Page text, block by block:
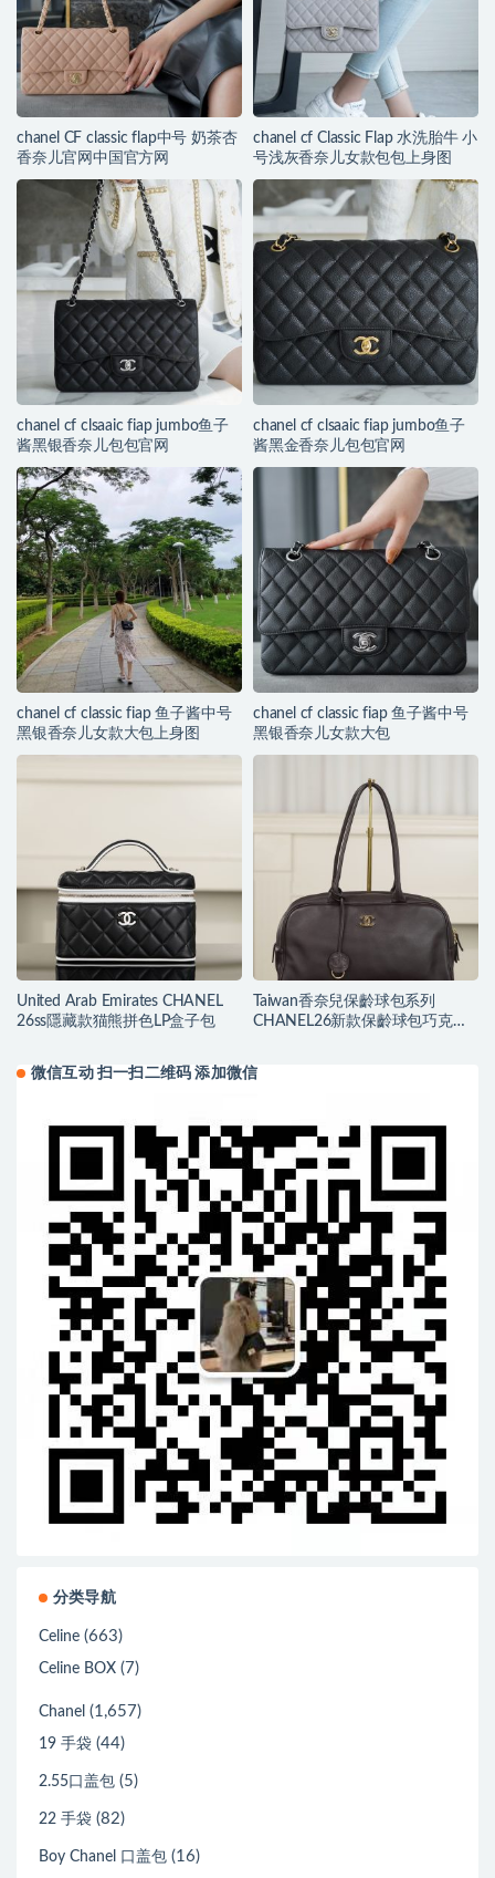
chanel CF classic flap中号 奶茶杏
香奈儿官网中国官方网
chanel cf Classic Flap 水洗胎牛 小
号浅灰香奈儿女款包包上身图
chanel cf clsaaic fiap jumbo鱼子
酱黑银香奈儿包包官网
chanel cf clsaaic fiap jumbo鱼子
酱黑金香奈儿包包官网
chanel cf classic fiap 鱼子酱中号
黑银香奈儿女款大包上身图
chanel cf classic fiap 鱼子酱中号
黑银香奈儿女款大包
United Arab Emirates CHANEL
26ss隱藏款猫熊拼色LP盒子包
Taiwan香奈兒保齡球包系列
CHANEL26新款保齡球包巧克力
微信互动 扫一扫二维码 添加微信
分类导航
Celine (663)
Celine BOX (7)
Chanel (1,657)
19 手袋 (44)
2.55口盖包 (5)
22 手袋 (82)
Boy Chanel 口盖包 (16)